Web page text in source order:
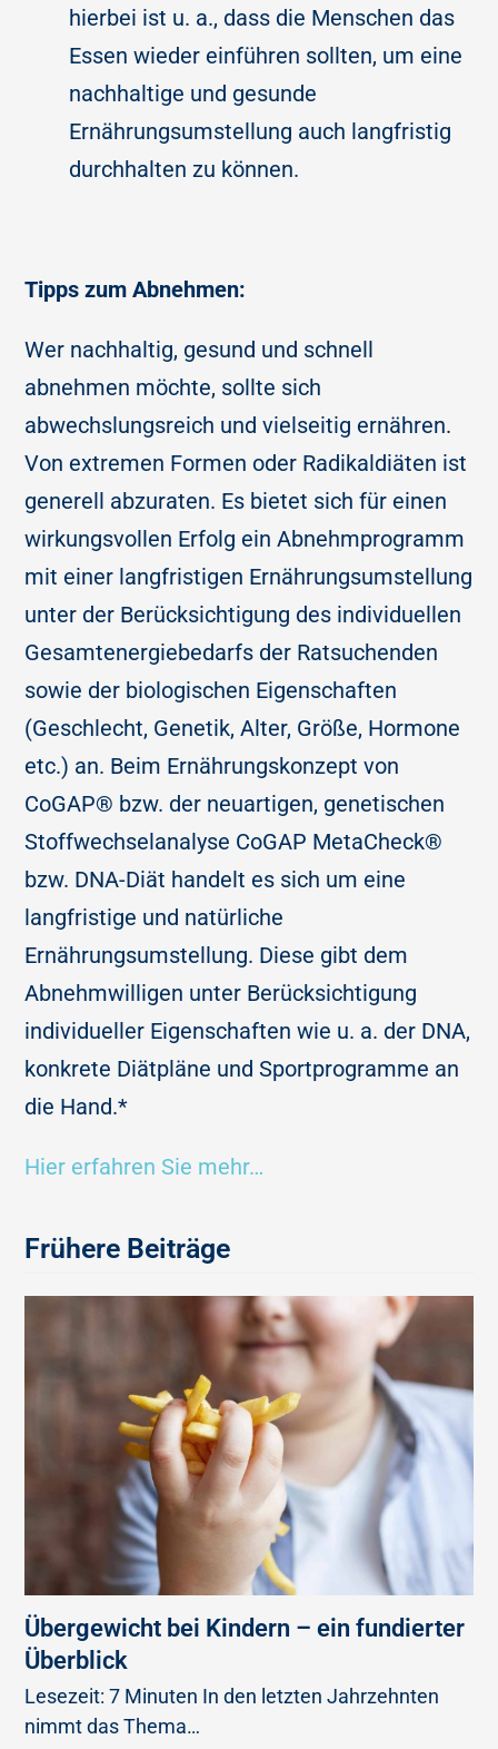
hierbei ist u. a., dass die Menschen das
Essen wieder einführen sollten, um eine
nachhaltige und gesunde
Ernährungsumstellung auch langfristig
durchhalten zu können.
Tipps zum Abnehmen:
Wer nachhaltig, gesund und schnell
abnehmen möchte, sollte sich
abwechslungsreich und vielseitig ernähren.
Von extremen Formen oder Radikaldiäten ist
generell abzuraten. Es bietet sich für einen
wirkungsvollen Erfolg ein Abnehmprogramm
mit einer langfristigen Ernährungsumstellung
unter der Berücksichtigung des individuellen
Gesamtenergiebedarfs der Ratsuchenden
sowie der biologischen Eigenschaften
(Geschlecht, Genetik, Alter, Größe, Hormone
etc.) an. Beim Ernährungskonzept von
CoGAP® bzw. der neuartigen, genetischen
Stoffwechselanalyse CoGAP MetaCheck®
bzw. DNA-Diät handelt es sich um eine
langfristige und natürliche
Ernährungsumstellung. Diese gibt dem
Abnehmwilligen unter Berücksichtigung
individueller Eigenschaften wie u. a. der DNA,
konkrete Diätpläne und Sportprogramme an
die Hand.*
Hier erfahren Sie mehr…
Frühere Beiträge
Übergewicht bei Kindern – ein fundierter
Überblick
Lesezeit: 7 Minuten In den letzten Jahrzehnten
nimmt das Thema…